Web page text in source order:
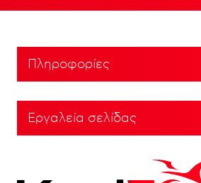
Πληροφορίες
Εργαλεία σελίδας